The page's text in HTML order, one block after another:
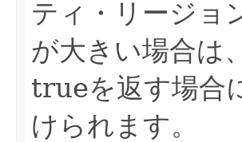
ティ・リージョ
が大きい場合は
trueを返す場合
けられます。